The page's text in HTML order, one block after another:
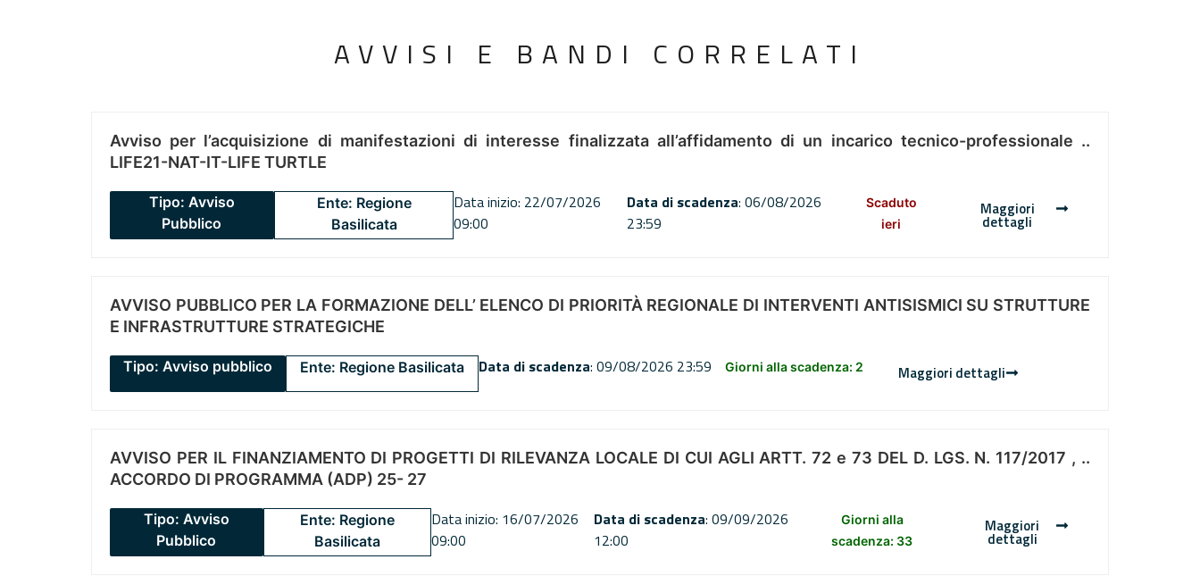
AVVISI E BANDI CORRELATI
Avviso per l’acquisizione di manifestazioni di interesse finalizzata all’affidamento di un incarico tecnico-professionale ..
LIFE21-NAT-IT-LIFE TURTLE
Tipo: Avviso
Pubblico
Ente: Regione
Basilicata
Data inizio: 22/07/2026
09:00
Data di scadenza: 06/08/2026
23:59
Scaduto
ieri
Maggiori
dettagli
AVVISO PUBBLICO PER LA FORMAZIONE DELL’ ELENCO DI PRIORITÀ REGIONALE DI INTERVENTI ANTISISMICI SU STRUTTURE
E INFRASTRUTTURE STRATEGICHE
Tipo: Avviso pubblico Ente: Regione Basilicata Data di scadenza: 09/08/2026 23:59 Giorni alla scadenza: 2 Maggiori dettagli
AVVISO PER IL FINANZIAMENTO DI PROGETTI DI RILEVANZA LOCALE DI CUI AGLI ARTT. 72 e 73 DEL D. LGS. N. 117/2017 , ..
ACCORDO DI PROGRAMMA (ADP) 25- 27
Tipo: Avviso
Pubblico
Ente: Regione
Basilicata
Data inizio: 16/07/2026
09:00
Data di scadenza: 09/09/2026
12:00
Giorni alla
scadenza: 33
Maggiori
dettagli